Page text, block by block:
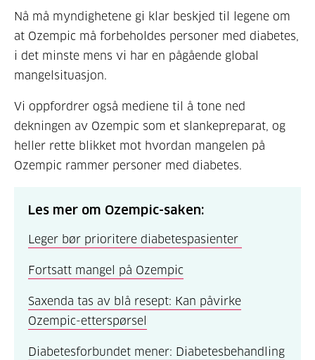
Nå må myndighetene gi klar beskjed til legene om
at Ozempic må forbeholdes personer med diabetes,
i det minste mens vi har en pågående global
mangelsituasjon.
Vi oppfordrer også mediene til å tone ned
dekningen av Ozempic som et slankepreparat, og
heller rette blikket mot hvordan mangelen på
Ozempic rammer personer med diabetes.
Les mer om Ozempic-saken:
Leger bør prioritere diabetespasienter
Fortsatt mangel på Ozempic
Saxenda tas av blå resept: Kan påvirke
Ozempic-etterspørsel
Diabetesforbundet mener: Diabetesbehandling